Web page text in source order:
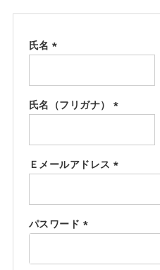
氏名
須)
氏名（フリガナ）
須)
Ｅメールアドレス
須)
パスワード
須)